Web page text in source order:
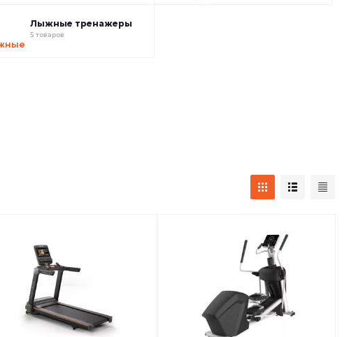
Лыжные тренажеры
5 товаров